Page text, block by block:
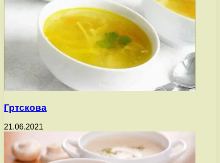
Гртскова
21.06.2021